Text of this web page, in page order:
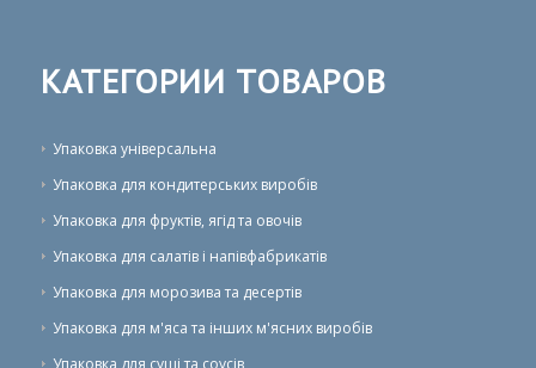
КАТЕГОРИИ ТОВАРОВ
Упаковка універсальна
Упаковка для кондитерських виробів
Упаковка для фруктів, ягід та овочів
Упаковка для салатів і напівфабрикатів
Упаковка для морозива та десертів
Упаковка для м'яса та інших м'ясних виробів
Упаковка для суші та соусів